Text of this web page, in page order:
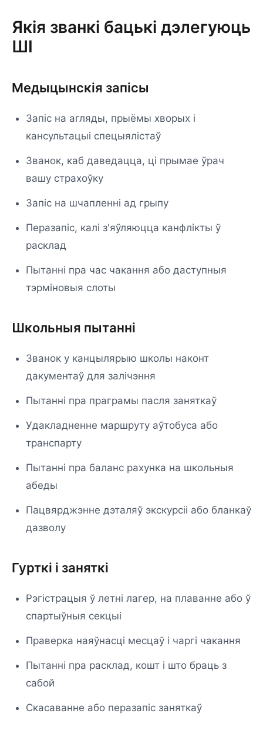
Якія званкі бацькі дэлегуюць
ШІ
Медыцынскія запісы
Запіс на агляды, прыёмы хворых і
кансультацыі спецыялістаў
Званок, каб даведацца, ці прымае ўрач
вашу страхоўку
Запіс на шчапленні ад грыпу
Перазапіс, калі з'яўляюцца канфлікты ў
расклад
Пытанні пра час чакання або даступныя
тэрміновыя слоты
Школьныя пытанні
Званок у канцылярыю школы наконт
дакументаў для залічэння
Пытанні пра праграмы пасля заняткаў
Удакладненне маршруту аўтобуса або
транспарту
Пытанні пра баланс рахунка на школьныя
абеды
Пацвярджэнне дэталяў экскурсіі або бланкаў
дазволу
Гурткі і заняткі
Рэгістрацыя ў летні лагер, на плаванне або ў
спартыўныя секцыі
Праверка наяўнасці месцаў і чаргі чакання
Пытанні пра расклад, кошт і што браць з
сабой
Скасаванне або перазапіс заняткаў